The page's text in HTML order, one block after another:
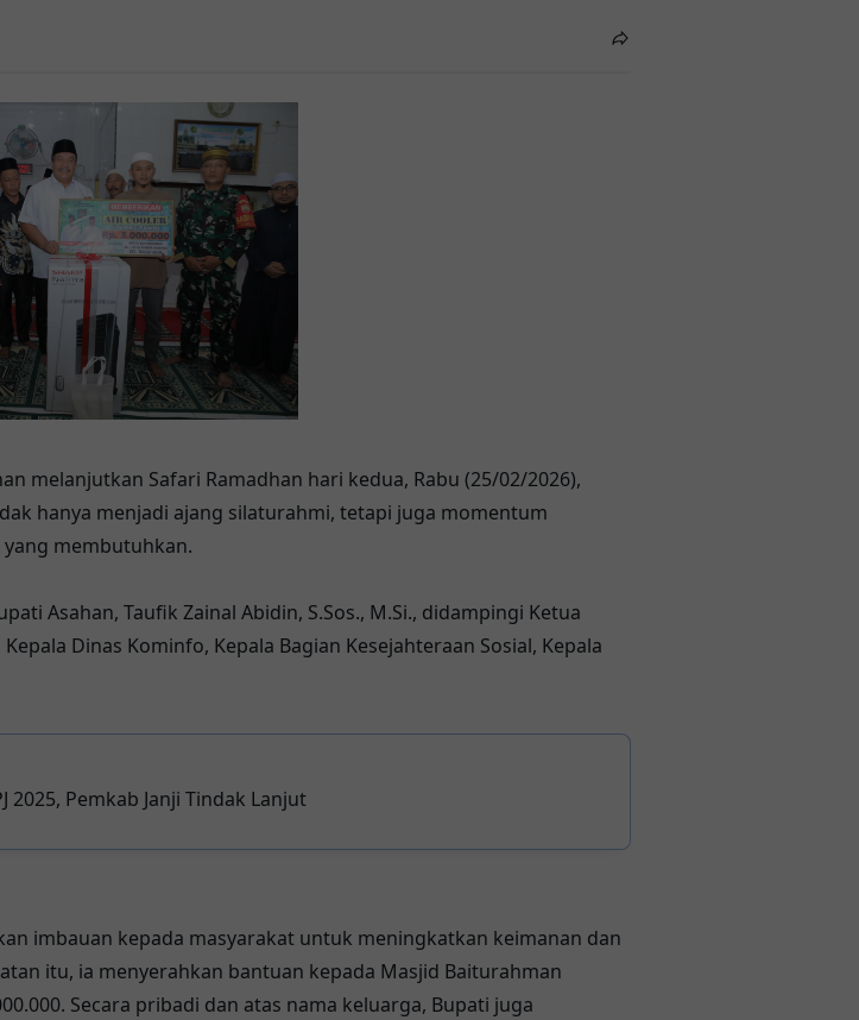
melanjutkan Safari Ramadhan hari kedua, Rabu (25/02/2026),
hanya menjadi ajang silaturahmi, tetapi juga momentum
membutuhkan.
Asahan, Taufik Zainal Abidin, S.Sos., M.Si., didampingi Ketua
Dinas Kominfo, Kepala Bagian Kesejahteraan Sosial, Kepala
2025, Pemkab Janji Tindak Lanjut
imbauan kepada masyarakat untuk meningkatkan keimanan dan
itu, ia menyerahkan bantuan kepada Masjid Baiturahman
Secara pribadi dan atas nama keluarga, Bupati juga